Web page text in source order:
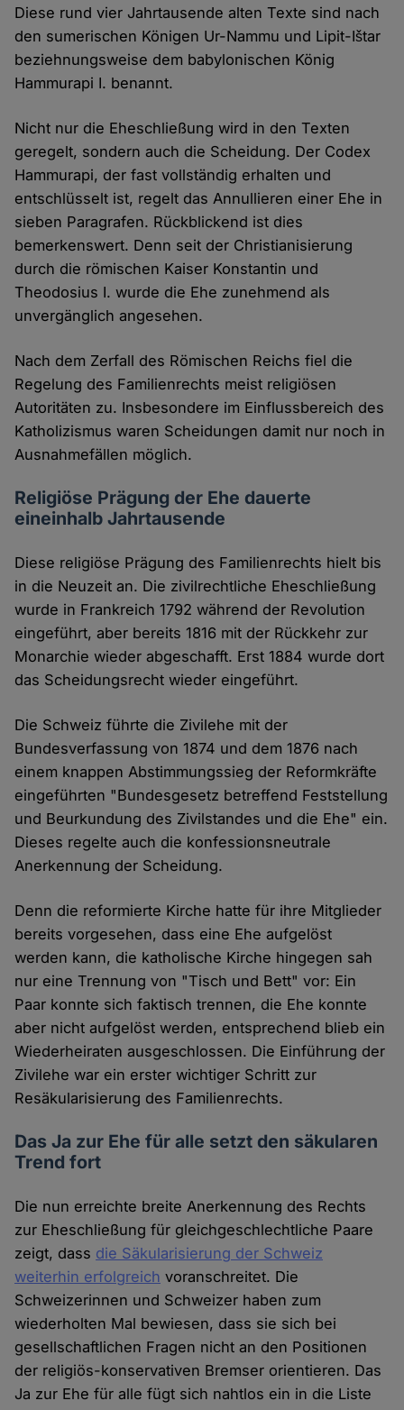
Diese rund vier Jahrtausende alten Texte sind nach
den sumerischen Königen Ur-Nammu und Lipit-Ištar
beziehnungsweise dem babylonischen König
Hammurapi I. benannt.
Nicht nur die Eheschließung wird in den Texten
geregelt, sondern auch die Scheidung. Der Codex
Hammurapi, der fast vollständig erhalten und
entschlüsselt ist, regelt das Annullieren einer Ehe in
sieben Paragrafen. Rückblickend ist dies
bemerkenswert. Denn seit der Christianisierung
durch die römischen Kaiser Konstantin und
Theodosius I. wurde die Ehe zunehmend als
unvergänglich angesehen.
Nach dem Zerfall des Römischen Reichs fiel die
Regelung des Familienrechts meist religiösen
Autoritäten zu. Insbesondere im Einflussbereich des
Katholizismus waren Scheidungen damit nur noch in
Ausnahmefällen möglich.
Religiöse Prägung der Ehe dauerte
eineinhalb Jahrtausende
Diese religiöse Prägung des Familienrechts hielt bis
in die Neuzeit an. Die zivilrechtliche Eheschließung
wurde in Frankreich 1792 während der Revolution
eingeführt, aber bereits 1816 mit der Rückkehr zur
Monarchie wieder abgeschafft. Erst 1884 wurde dort
das Scheidungsrecht wieder eingeführt.
Die Schweiz führte die Zivilehe mit der
Bundesverfassung von 1874 und dem 1876 nach
einem knappen Abstimmungssieg der Reformkräfte
eingeführten "Bundesgesetz betreffend Feststellung
und Beurkundung des Zivilstandes und die Ehe" ein.
Dieses regelte auch die konfessionsneutrale
Anerkennung der Scheidung.
Denn die reformierte Kirche hatte für ihre Mitglieder
bereits vorgesehen, dass eine Ehe aufgelöst
werden kann, die katholische Kirche hingegen sah
nur eine Trennung von "Tisch und Bett" vor: Ein
Paar konnte sich faktisch trennen, die Ehe konnte
aber nicht aufgelöst werden, entsprechend blieb ein
Wiederheiraten ausgeschlossen. Die Einführung der
Zivilehe war ein erster wichtiger Schritt zur
Resäkularisierung des Familienrechts.
Das Ja zur Ehe für alle setzt den säkularen
Trend fort
Die nun erreichte breite Anerkennung des Rechts
zur Eheschließung für gleichgeschlechtliche Paare
zeigt, dass die Säkularisierung der Schweiz
weiterhin erfolgreich voranschreitet. Die
Schweizerinnen und Schweizer haben zum
wiederholten Mal bewiesen, dass sie sich bei
gesellschaftlichen Fragen nicht an den Positionen
der religiös-konservativen Bremser orientieren. Das
Ja zur Ehe für alle fügt sich nahtlos ein in die Liste